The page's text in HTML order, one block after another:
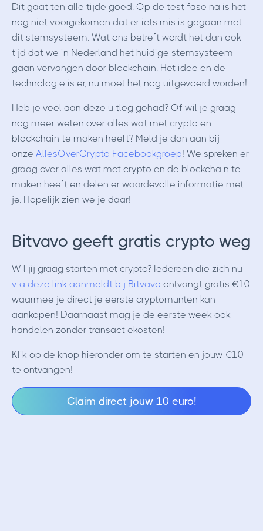
Dit gaat ten alle tijde goed. Op de test fase na is het
nog niet voorgekomen dat er iets mis is gegaan met
dit stemsysteem. Wat ons betreft wordt het dan ook
tijd dat we in Nederland het huidige stemsysteem
gaan vervangen door blockchain. Het idee en de
technologie is er, nu moet het nog uitgevoerd worden!
Heb je veel aan deze uitleg gehad? Of wil je graag
nog meer weten over alles wat met crypto en
blockchain te maken heeft? Meld je dan aan bij
onze AllesOverCrypto Facebookgroep! We spreken er
graag over alles wat met crypto en de blockchain te
maken heeft en delen er waardevolle informatie met
je. Hopelijk zien we je daar!
Bitvavo geeft gratis crypto weg
Wil jij graag starten met crypto? Iedereen die zich nu
via deze link aanmeldt bij Bitvavo ontvangt gratis €10
waarmee je direct je eerste cryptomunten kan
aankopen! Daarnaast mag je de eerste week ook
handelen zonder transactiekosten!
Klik op de knop hieronder om te starten en jouw €10
te ontvangen!
Claim direct jouw 10 euro!